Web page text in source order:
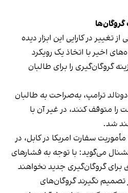
گروگان‌ها
تغییر در کارایی این ابزار دیده
اخیر با اتخاذ یک رویکرد
گروگان‌گیری را برای طالبان
ترامپ، به‌صراحت به طالبان
را متوقف کنند، در غیر آن با
شد.
سفارت امریکا در کابل، در
می‌گوید: با توجه به فشارهای
برای گروگان‌گیری جدید نخواهند
نگیرند گروگان‌های